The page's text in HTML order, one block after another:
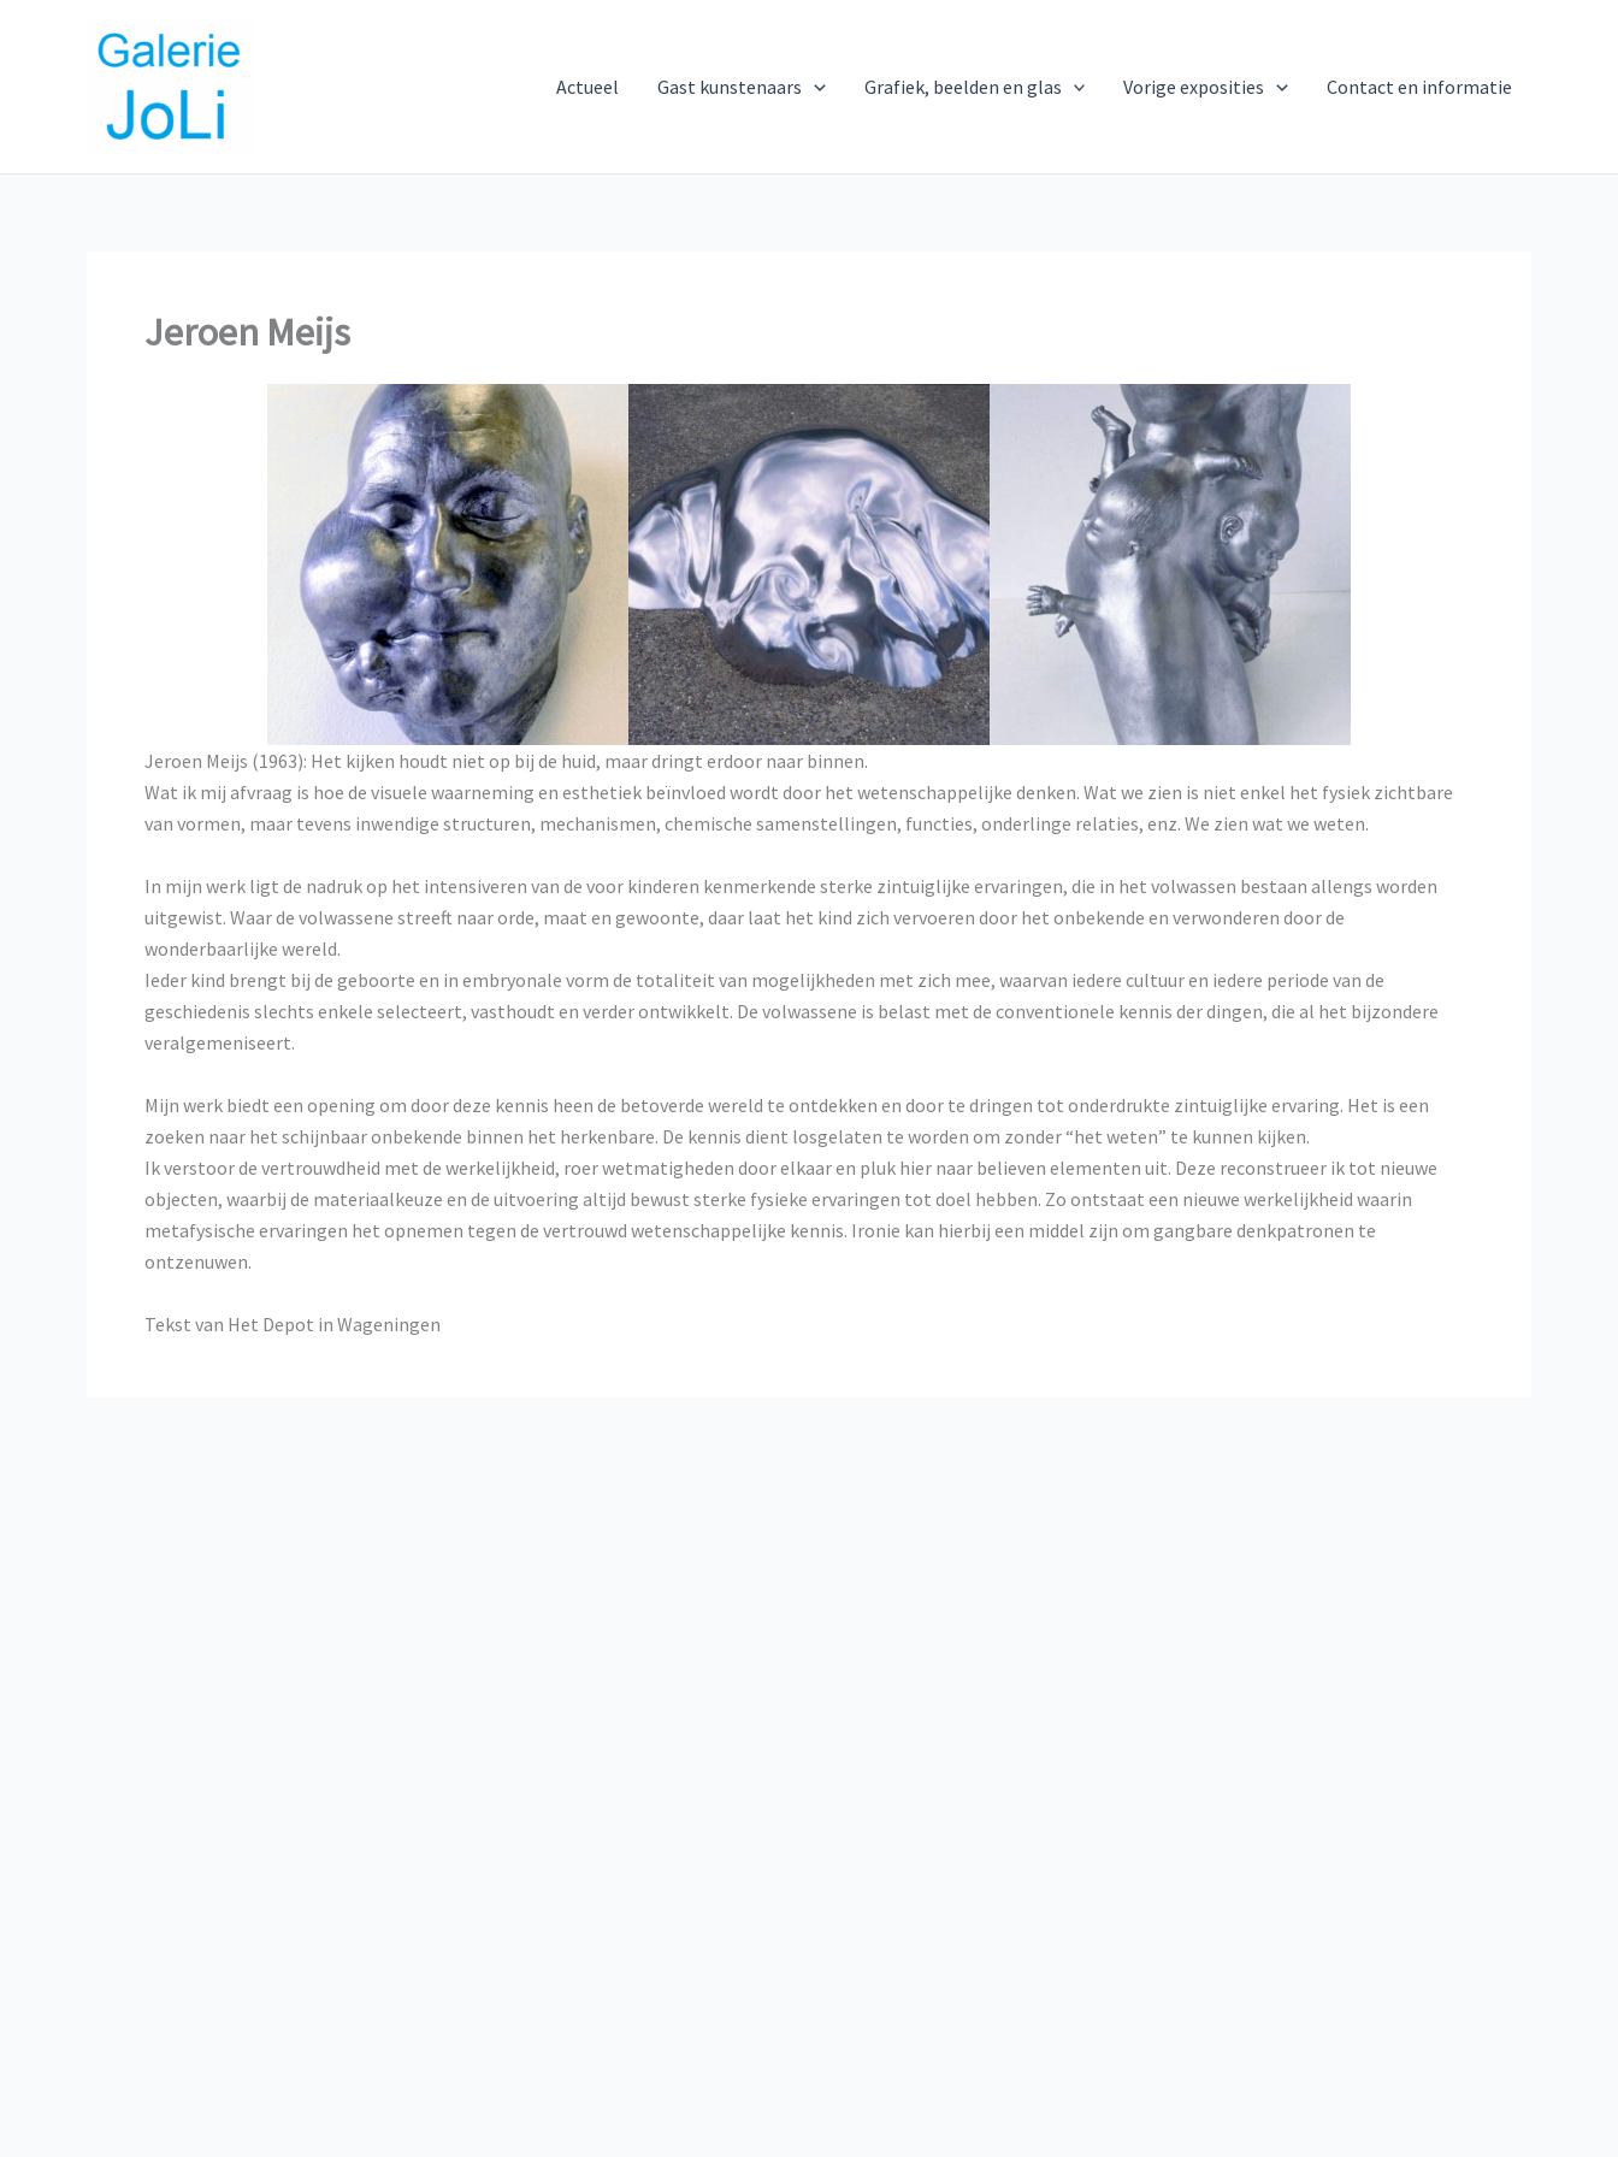
Actueel Gast kunstenaars Grafiek, beelden en glas Vorige exposities Contact en informatie
Jeroen Meijs
Jeroen Meijs (1963): Het kijken houdt niet op bij de huid, maar dringt erdoor naar binnen.
Wat ik mij afvraag is hoe de visuele waarneming en esthetiek beïnvloed wordt door het wetenschappelijke denken. Wat we zien is niet enkel het fysiek zichtbare
van vormen, maar tevens inwendige structuren, mechanismen, chemische samenstellingen, functies, onderlinge relaties, enz. We zien wat we weten.
In mijn werk ligt de nadruk op het intensiveren van de voor kinderen kenmerkende sterke zintuiglijke ervaringen, die in het volwassen bestaan allengs worden
uitgewist. Waar de volwassene streeft naar orde, maat en gewoonte, daar laat het kind zich vervoeren door het onbekende en verwonderen door de
wonderbaarlijke wereld.
Ieder kind brengt bij de geboorte en in embryonale vorm de totaliteit van mogelijkheden met zich mee, waarvan iedere cultuur en iedere periode van de
geschiedenis slechts enkele selecteert, vasthoudt en verder ontwikkelt. De volwassene is belast met de conventionele kennis der dingen, die al het bijzondere
veralgemeniseert.
Mijn werk biedt een opening om door deze kennis heen de betoverde wereld te ontdekken en door te dringen tot onderdrukte zintuiglijke ervaring. Het is een
zoeken naar het schijnbaar onbekende binnen het herkenbare. De kennis dient losgelaten te worden om zonder “het weten” te kunnen kijken.
Ik verstoor de vertrouwdheid met de werkelijkheid, roer wetmatigheden door elkaar en pluk hier naar believen elementen uit. Deze reconstrueer ik tot nieuwe
objecten, waarbij de materiaalkeuze en de uitvoering altijd bewust sterke fysieke ervaringen tot doel hebben. Zo ontstaat een nieuwe werkelijkheid waarin
metafysische ervaringen het opnemen tegen de vertrouwd wetenschappelijke kennis. Ironie kan hierbij een middel zijn om gangbare denkpatronen te
ontzenuwen.
Tekst van Het Depot in Wageningen